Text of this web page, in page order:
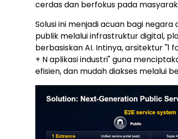
cerdas dan berfokus pada
Solusi ini menjadi acuan bagi
publik melalui infrastruktur digital,
berbasiskan AI. Intinya, arsitektur "1
+ N aplikasi industri" guna
efisien, dan mudah diakses melalui